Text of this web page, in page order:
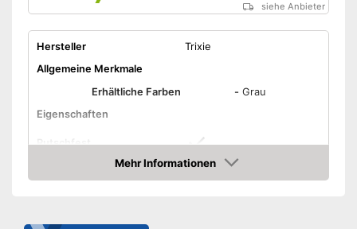
siehe Anbieter
Hersteller
Trixie
Allgemeine Merkmale
Erhältliche Farben
- Grau
Eigenschaften
Rutschfest
Saugstark
Mehr Informationen
Amazon